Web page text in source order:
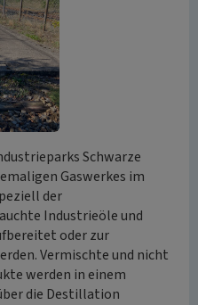
Schwarze
Gaswerkes im
der
Industrieöle und
oder zur
Vermischte und nicht
werden in einem
die Destillation